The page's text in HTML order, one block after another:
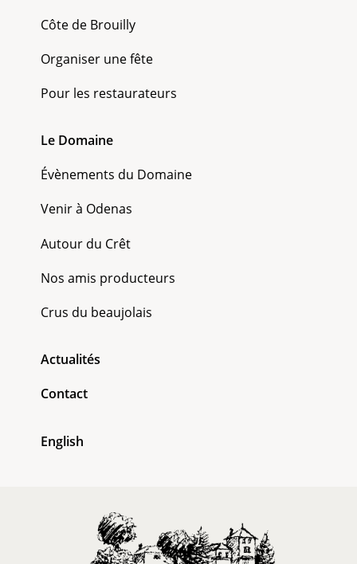
Côte de Brouilly
Organiser une fête
Pour les restaurateurs
Le Domaine
Évènements du Domaine
Venir à Odenas
Autour du Crêt
Nos amis producteurs
Crus du beaujolais
Actualités
Contact
English